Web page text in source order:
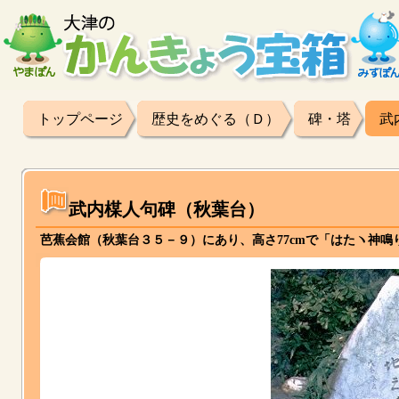
トップページ 歴史をめぐる（Ｄ） 碑・塔 武
武内楳人句碑（秋葉台）
芭蕉会館（秋葉台３５－９）にあり、高さ77cmで「はたヽ神